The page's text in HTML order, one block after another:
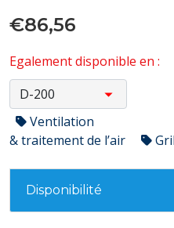
€86,56
Egalement disponible en :
Ventilation
& traitement de l’air
Disponibilité